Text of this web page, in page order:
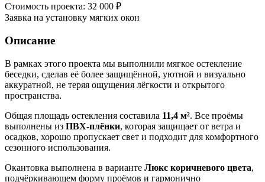
Стоимость проекта: 32 000 ₽
Заявка на установку мягких окон
Описание
В рамках этого проекта мы выполнили мягкое остекление
беседки, сделав её более защищённой, уютной и визуально
аккуратной, не теряя ощущения лёгкости и открытого
пространства.
Общая площадь остекления составила 11,4 м². Все проёмы
выполнены из ПВХ-плёнки, которая защищает от ветра и
осадков, хорошо пропускает свет и подходит для комфортного
сезонного использования.
Окантовка выполнена в варианте Люкс коричневого цвета,
подчёркивающем форму проёмов и гармонично